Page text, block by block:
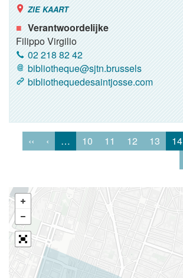
ZIE KAART
Verantwoordelijke
Filippo Virgilio
02 218 82 42
bibliotheque@sjtn.brussels
bibliothequedesaintjosse.com
‹‹ ‹ … 10 11 12 13 14